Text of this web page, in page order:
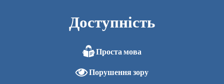
Доступність
Проста мова
Порушення зору